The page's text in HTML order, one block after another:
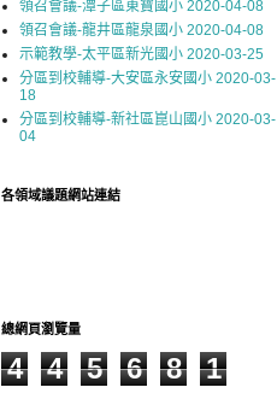
領召會議-潭子區東寶國小 2020-04-08
領召會議-龍井區龍泉國小 2020-04-08
示範教學-太平區新光國小 2020-03-25
分區到校輔導-大安區永安國小 2020-03-
18
分區到校輔導-新社區崑山國小 2020-03-
04
各領域議題網站連結
總網頁瀏覽量
4 4 5 6 8 1